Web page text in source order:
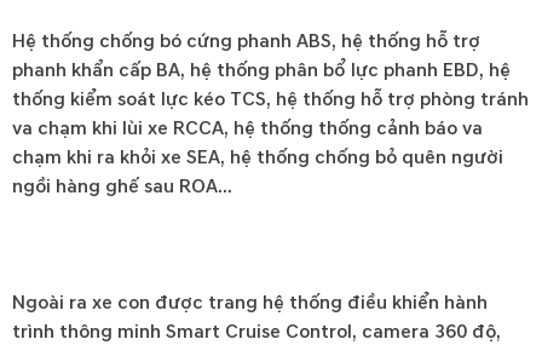
Hệ thống chống bó cứng phanh ABS, hệ thống hỗ trợ
phanh khẩn cấp BA, hệ thống phân bổ lực phanh EBD, hệ
thống kiểm soát lực kéo TCS, hệ thống hỗ trợ phòng tránh
va chạm khi lùi xe RCCA, hệ thống thống cảnh báo va
chạm khi ra khỏi xe SEA, hệ thống chống bỏ quên người
ngồi hàng ghế sau ROA…
Ngoài ra xe con được trang hệ thống điều khiển hành
trình thông minh Smart Cruise Control, camera 360 độ,